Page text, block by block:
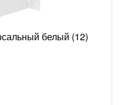
белый (12)